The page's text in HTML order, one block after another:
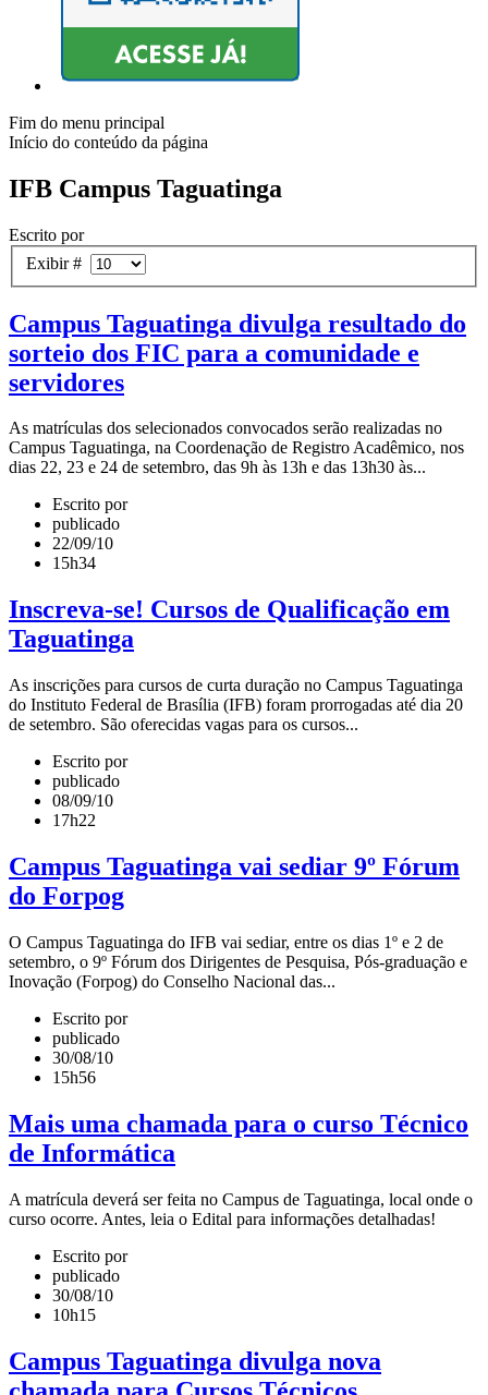
Fim do menu principal
Início do conteúdo da página
IFB Campus Taguatinga
Escrito por
Exibir #
Campus Taguatinga divulga resultado do
sorteio dos FIC para a comunidade e
servidores
As matrículas dos selecionados convocados serão realizadas no
Campus Taguatinga, na Coordenação de Registro Acadêmico, nos
dias 22, 23 e 24 de setembro, das 9h às 13h e das 13h30 às...
Escrito por
publicado
22/09/10
15h34
Inscreva-se! Cursos de Qualificação em
Taguatinga
As inscrições para cursos de curta duração no Campus Taguatinga
do Instituto Federal de Brasília (IFB) foram prorrogadas até dia 20
de setembro. São oferecidas vagas para os cursos...
Escrito por
publicado
08/09/10
17h22
Campus Taguatinga vai sediar 9º Fórum
do Forpog
O Campus Taguatinga do IFB vai sediar, entre os dias 1º e 2 de
setembro, o 9º Fórum dos Dirigentes de Pesquisa, Pós-graduação e
Inovação (Forpog) do Conselho Nacional das...
Escrito por
publicado
30/08/10
15h56
Mais uma chamada para o curso Técnico
de Informática
A matrícula deverá ser feita no Campus de Taguatinga, local onde o
curso ocorre. Antes, leia o Edital para informações detalhadas!
Escrito por
publicado
30/08/10
10h15
Campus Taguatinga divulga nova